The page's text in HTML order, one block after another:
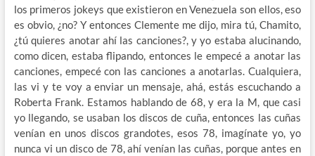
los primeros jokeys que existieron en Venezuela son ellos, eso
es obvio, ¿no? Y entonces Clemente me dijo, mira tú, Chamito,
¿tú quieres anotar ahí las canciones?, y yo estaba alucinando,
como dicen, estaba flipando, entonces le empecé a anotar las
canciones, empecé con las canciones a anotarlas. Cualquiera,
las vi y te voy a enviar un mensaje, ahá, estás escuchando a
Roberta Frank. Estamos hablando de 68, y era la M, que casi
yo llegando, se usaban los discos de cuña, entonces las cuñas
venían en unos discos grandotes, esos 78, imagínate yo, yo
nunca vi un disco de 78, ahí venían las cuñas, porque antes en